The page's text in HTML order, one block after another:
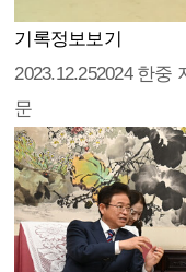
기록정보보기
2023.12.252024 한중
문